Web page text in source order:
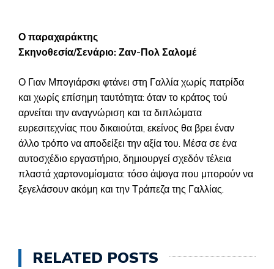
Ο παραχαράκτης
Σκηνοθεσία/Σενάριο: Ζαν-Πολ Σαλομέ
Ο Γιαν Μπογιάρσκι φτάνει στη Γαλλία χωρίς πατρίδα
και χωρίς επίσημη ταυτότητα: όταν το κράτος τού
αρνείται την αναγνώριση και τα διπλώματα
ευρεσιτεχνίας που δικαιούται, εκείνος θα βρει έναν
άλλο τρόπο να αποδείξει την αξία του. Μέσα σε ένα
αυτοσχέδιο εργαστήριο, δημιουργεί σχεδόν τέλεια
πλαστά χαρτονομίσματα: τόσο άψογα που μπορούν να
ξεγελάσουν ακόμη και την Τράπεζα της Γαλλίας.
RELATED POSTS